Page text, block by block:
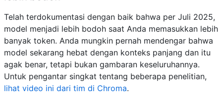
Telah terdokumentasi dengan baik bahwa per Juli 2025,
model menjadi lebih bodoh saat Anda memasukkan lebih
banyak token. Anda mungkin pernah mendengar bahwa
model sekarang hebat dengan konteks panjang dan itu
agak benar, tetapi bukan gambaran keseluruhannya.
Untuk pengantar singkat tentang beberapa penelitian,
lihat video ini dari tim di Chroma.